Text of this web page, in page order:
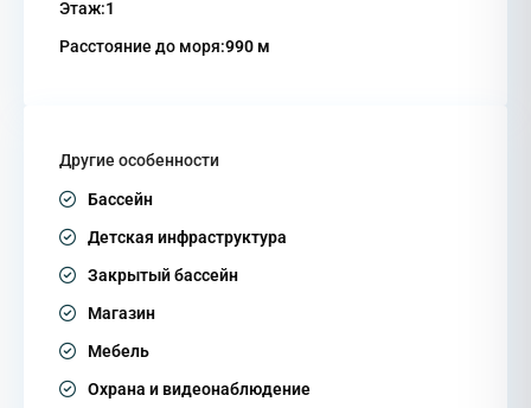
Этаж:1
Расстояние до моря:990 м
Другие особенности
Бассейн
Детская инфраструктура
Закрытый бассейн
Магазин
Мебель
Охрана и видеонаблюдение